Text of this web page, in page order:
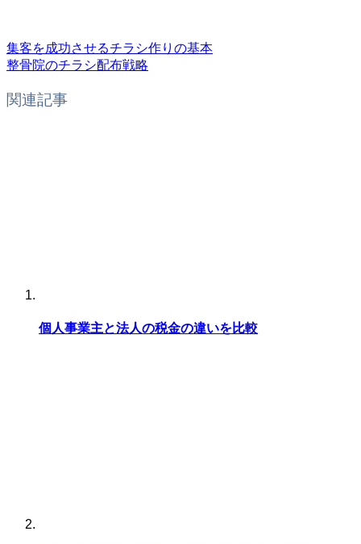
集客を成功させるチラシ作りの基本
整骨院のチラシ配布戦略
関連記事
個人事業主と法人の税金の違いを比較